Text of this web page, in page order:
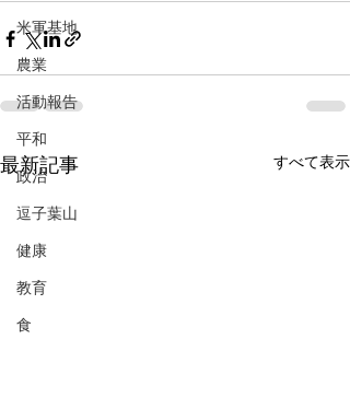
米軍基地
農業
活動報告
平和
政治
逗子葉山
健康
教育
食
最新記事 すべて表示